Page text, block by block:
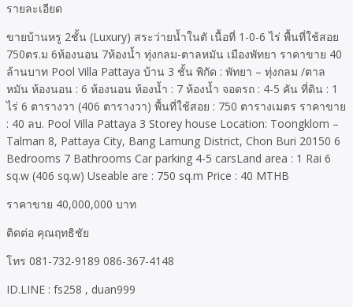
รายละเอียด
ขายบ้านหรู 2ชั้น (Luxury) สระว่ายน้ำในตั เนื้อที่ 1-0-6 ไร่ พื้นที่ใช้สอย
750ตร.ม 6ห้องนอน 7ห้องน้ำ ทุ่งกลม-ตาลหมัน เมืองพัทยา ราคาขาย 40
ล้านบาท Pool Villa Pattaya บ้าน 3 ชั้น พิกัด : พัทยา – ทุ่งกลม /ตาล
หมัน ห้องนอน : 6 ห้องนอน ห้องน้ำ : 7 ห้องน้ำ จอดรถ : 4-5 คัน ที่ดิน : 1
ไร่ 6 ตารางวา (406 ตารางวา) พื้นที่ใช้สอย : 750 ตารางเมตร ราคาขาย
: 40 ลบ. Pool Villa Pattaya 3 Storey house Location: Toongklom –
Talman 8, Pattaya City, Bang Lamung District, Chon Buri 20150 6
Bedrooms 7 Bathrooms Car parking 4-5 carsLand area : 1 Rai 6
sq.w (406 sq.w) Useable are : 750 sq.m Price : 40 MTHB
ราคาขาย 40,000,000 บาท
ติดต่อ คุณฤทธิชัย
โทร 081-732-9189 086-367-4148
ID.LINE : fs258 , duan999